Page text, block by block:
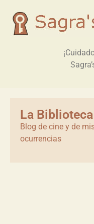
La Biblioteca
Blog de cine y de
ocurrencias